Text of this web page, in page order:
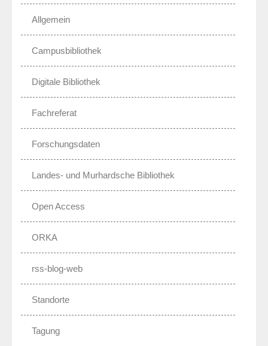
Allgemein
Campusbibliothek
Digitale Bibliothek
Fachreferat
Forschungsdaten
Landes- und Murhardsche Bibliothek
Open Access
ORKA
rss-blog-web
Standorte
Tagung